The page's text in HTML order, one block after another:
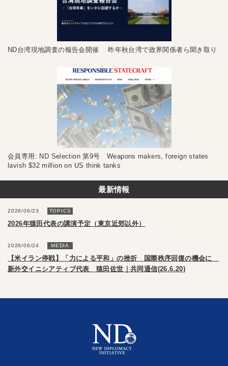
ND台湾現地調査の報告会開催 昨年秋台湾で政界関係者ら聞き取り
会員専用: ND Selection 第9号 Weapons makers, foreign states
lavish $32 million on US think tanks
最新情報
2026/06/23 TOPICS
2026年猿田代表の講演予定（東京近郊以外）
2026/06/24 MEDIA
【米イラン停戦】「力による平和」の挫折 国際秩序回復の機会に
新外交イニシアティブ代表 猿田佐世｜共同通信(26.6.20)